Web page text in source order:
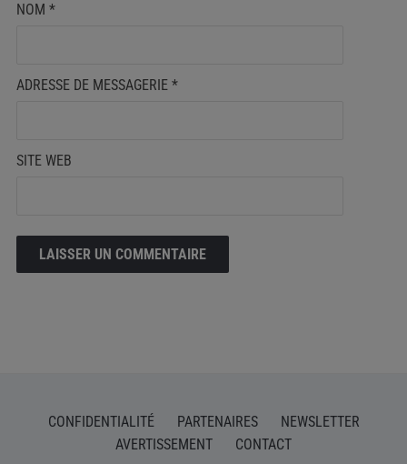
NOM *
ADRESSE DE MESSAGERIE *
SITE WEB
CONFIDENTIALITÉ PARTENAIRES
NEWSLETTER
AVERTISSEMENT
CONTACT